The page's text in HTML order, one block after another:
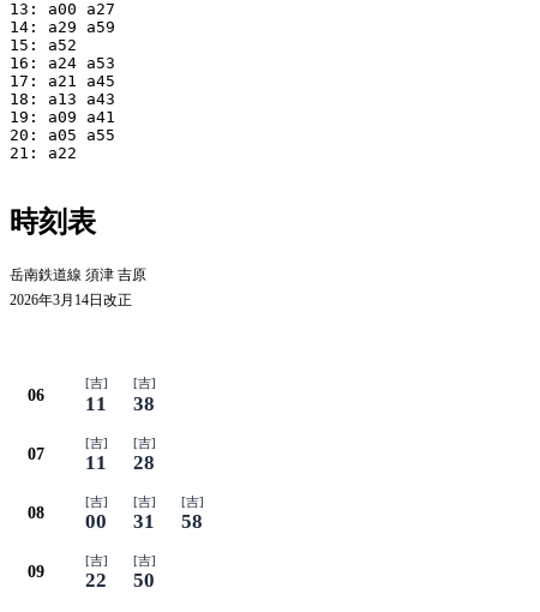
13: a00 a27
14: a29 a59
15: a52
16: a24 a53
17: a21 a45
18: a13 a43
19: a09 a41
20: a05 a55
21: a22
時刻表
岳南鉄道線 須津 吉原
2026年3月14日改正
06
[吉]
11
[吉]
38
07
[吉]
11
[吉]
28
08
[吉]
00
[吉]
31
[吉]
58
09
[吉]
22
[吉]
50